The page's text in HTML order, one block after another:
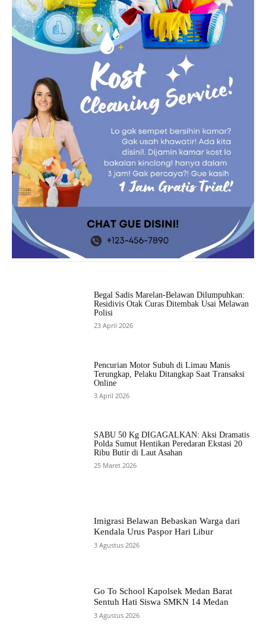
Begal Sadis Marelan-Belawan Dilumpuhkan:
Residivis Otak Curas Ditembak Usai Melawan
Polisi
23 April 2026
Pencurian Motor Subuh di Limau Manis
Terungkap, Pelaku Ditangkap Saat Transaksi
Online
3 April 2026
SABU 50 Kg DIGAGALKAN: Aksi Dramatis
Polda Sumut Hentikan Peredaran Ekstasi 20
Ribu Butir di Laut Asahan
25 Maret 2026
Imigrasi Belawan Bebaskan Warga dari
Kendala Urus Paspor Hari Libur
3 Agustus 2026
Go To School Kapolsek Medan Barat
Sentuh Hati Siswa SMKN 14 Medan
3 Agustus 2026